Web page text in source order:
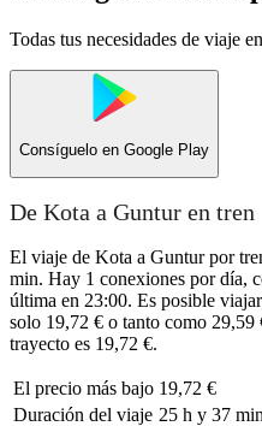
Todas tus necesidades de viaje
Consíguelo en Google Play
De Kota a Guntur en tren
El viaje de Kota a Guntur por
min. Hay 1 conexiones por día,
última en 23:00. Es posible
solo 19,72 € o tanto como 29,59
trayecto es 19,72 €.
El precio más bajo 19,72 €
Duración del viaje 25 h y 37 min